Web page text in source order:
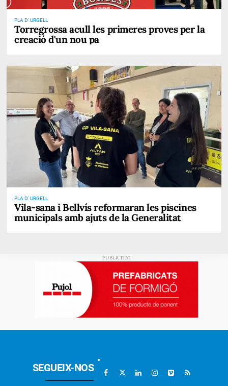
PLA D' URGELL
Torregrossa acull les primeres proves per la
creació d'un nou pa
PLA D' URGELL
Vila-sana i Bellvís reformaran les piscines
municipals amb ajuts de la Generalitat
SEGUEIX-NOS